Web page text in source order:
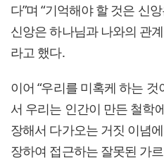
다”며 “기억해야 할 것은 신
신앙은 하나님과 나와의 관
라고 했다.
이어 “우리를 미혹케 하는
서 우리는 인간이 만든 철학
장해서 다가오는 거짓 이념
장하여 접근하는 잘못된 가